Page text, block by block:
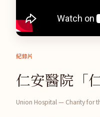
紀錄片
仁安醫院「
Union Hospital — Charity for